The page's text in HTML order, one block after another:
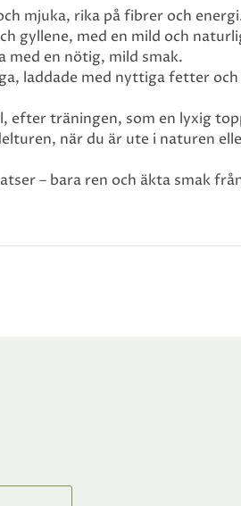
mjuka, rika på fibrer och
gyllene, med en mild och
med en nötig, mild smak.
laddade med nyttiga fetter
efter träningen, som en lyxig
när du är ute i naturen
– bara ren och äkta smak